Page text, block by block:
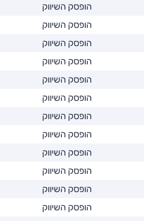
הופסק השיווק
הופסק השיווק
הופסק השיווק
הופסק השיווק
הופסק השיווק
הופסק השיווק
הופסק השיווק
הופסק השיווק
הופסק השיווק
הופסק השיווק
הופסק השיווק
הופסק השיווק